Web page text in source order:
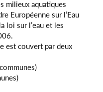
milieux aquatiques
Européenne sur l’Eau
loi sur l’eau et les
est couvert par deux